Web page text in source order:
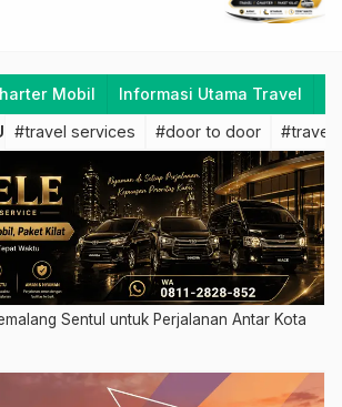
Mobil Informasi Utama Travel
#travel services #door to door #travel
Sentul untuk Perjalanan Antar Kota